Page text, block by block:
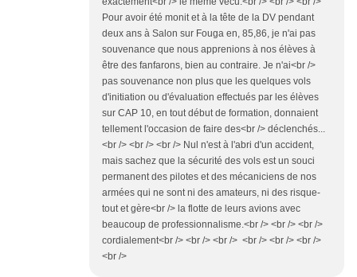
Pour avoir été monit et à la tête de la DV pendant
deux ans à Salon sur Fouga en, 85,86, je n'ai pas
souvenance que nous apprenions à nos élèves à
être des fanfarons, bien au contraire. Je n'ai<br />
pas souvenance non plus que les quelques vols
d'initiation ou d'évaluation effectués par les élèves
sur CAP 10, en tout début de formation, donnaient
tellement l'occasion de faire des<br /> déclenchés...
<br /> <br /> <br /> Nul n'est à l'abri d'un accident,
mais sachez que la sécurité des vols est un souci
permanent des pilotes et des mécaniciens de nos
armées qui ne sont ni des amateurs, ni des risque-
tout et gère<br /> la flotte de leurs avions avec
beaucoup de professionnalisme.<br /> <br /> <br />
cordialement<br /> <br /> <br /> <br /> <br /> <br />
<br />